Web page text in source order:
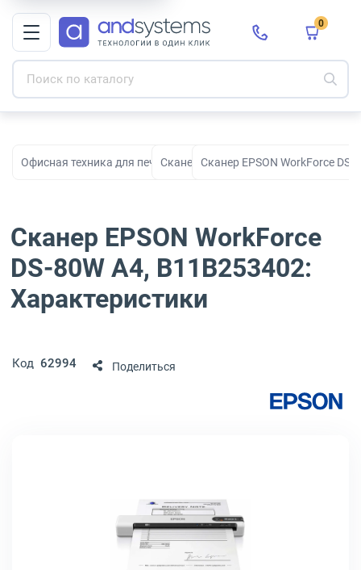
0
Офисная техника для печати, сканирования и
СканерыСканер EPSON WorkForce DS-
Сканер EPSON WorkForce
DS-80W A4, B11B253402:
Характеристики
Код 62994 Поделиться